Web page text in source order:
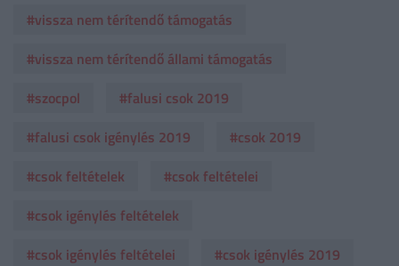
#vissza nem térítendő támogatás
#vissza nem térítendő állami támogatás
#szocpol
#falusi csok 2019
#falusi csok igénylés 2019
#csok 2019
#csok feltételek
#csok feltételei
#csok igénylés feltételek
#csok igénylés feltételei
#csok igénylés 2019